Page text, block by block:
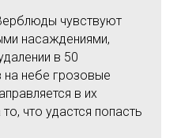
чувствуют
насаждениями,
в 50
на небе грозовые
в их
что удастся попасть